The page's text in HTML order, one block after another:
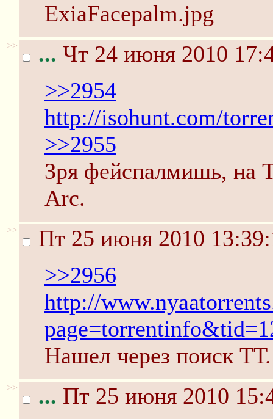
ExiaFacepalm.jpg
>> ... Чт 24 июня 2010
>>2954
http://isohunt.com/
>>2955
Зря фейспалмишь, на
Arc.
>>
Пт 25 июня 2010
>>2956
http://
Нашел через поиск ТТ.
>> ... Пт 25 июня 2010